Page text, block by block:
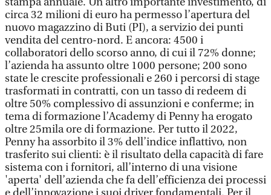
circa 32 milioni di euro ha permesso l’apertura del
nuovo magazzino di Buti (PI), a servizio dei punti
vendita del centro-nord. E ancora: 4500 i
collaboratori dello scorso anno, di cui il 72% donne;
l’azienda ha assunto oltre 1000 persone; 200 sono
state le crescite professionali e 260 i percorsi di stage
trasformati in contratti, con un tasso di redeem di
oltre 50% complessivo di assunzioni e conferme; in
tema di formazione l’Academy di Penny ha erogato
oltre 25mila ore di formazione. Per tutto il 2022,
Penny ha assorbito il 3% dell’indice inflattivo, non
trasferito sui clienti: è il risultato della capacità di fare
sistema con i fornitori, all’interno di una visione
'aperta' dell’azienda che fa dell’efficienza dei processi